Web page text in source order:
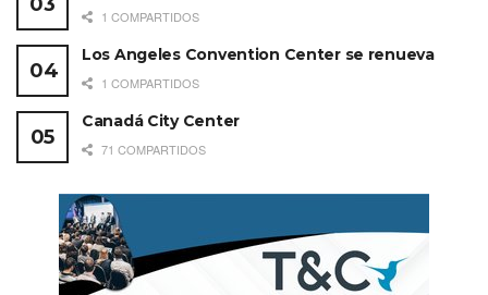
1 COMPARTIDOS
Los Angeles Convention Center se renueva
1 COMPARTIDOS
Canadá City Center
71 COMPARTIDOS